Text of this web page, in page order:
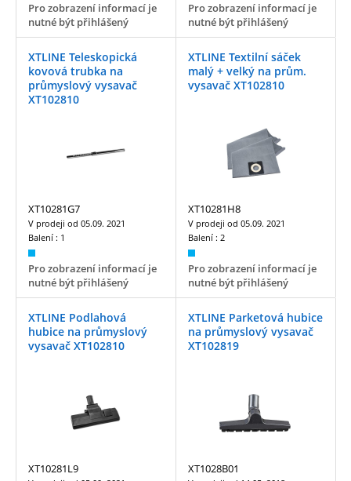
Pro zobrazení informací je
nutné být přihlášený
Pro zobrazení informací je
nutné být přihlášený
XTLINE Teleskopická
kovová trubka na
průmyslový vysavač
XT102810
XT10281G7
V prodeji od 05.09. 2021
Balení : 1
Pro zobrazení informací je
nutné být přihlášený
XTLINE Textilní sáček
malý + velký na prům.
vysavač XT102810
XT10281H8
V prodeji od 05.09. 2021
Balení : 2
Pro zobrazení informací je
nutné být přihlášený
XTLINE Podlahová
hubice na průmyslový
vysavač XT102810
XT10281L9
XTLINE Parketová hubice
na průmyslový vysavač
XT102819
XT1028B01